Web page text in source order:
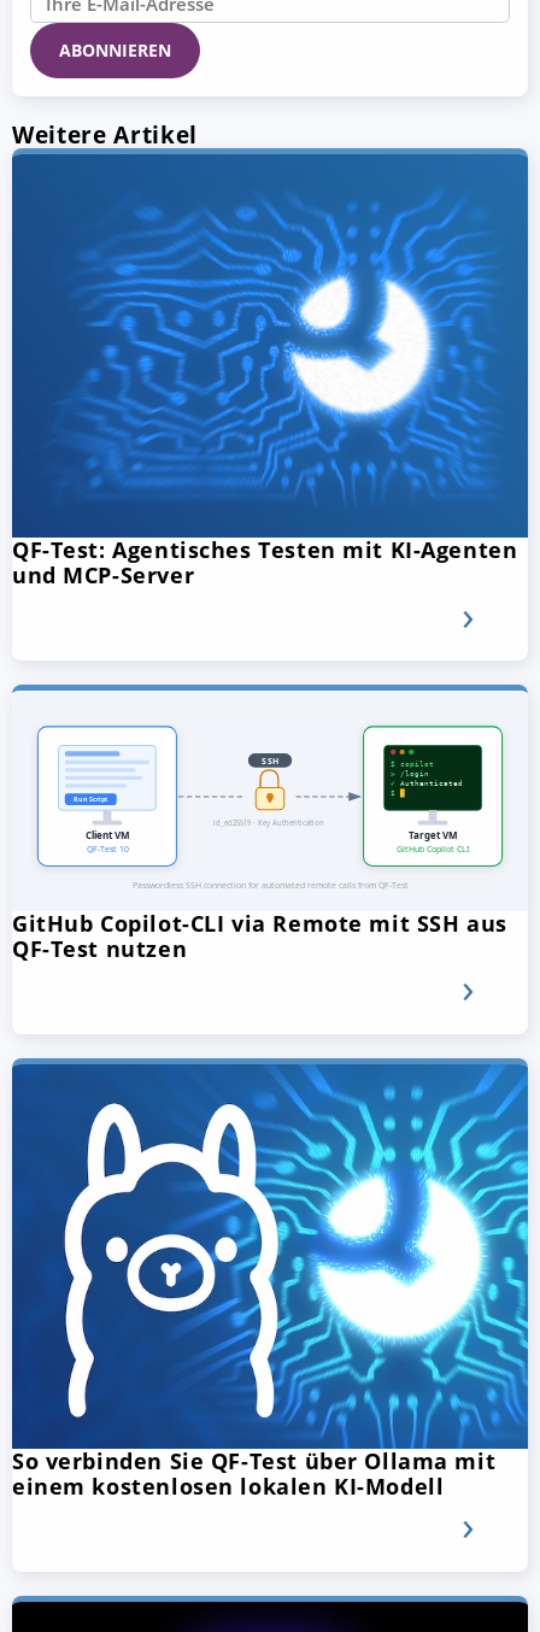
Weitere Artikel
QF-Test: Agentisches Testen mit KI-Agenten
und MCP-Server
GitHub Copilot-CLI via Remote mit SSH aus
QF-Test nutzen
So verbinden Sie QF-Test über Ollama mit
einem kostenlosen lokalen KI-Modell